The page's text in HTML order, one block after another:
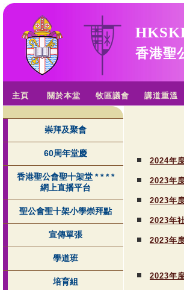
香港聖
主頁 關於本堂 牧區議會 講道重溫
崇拜及聚會
60周年堂慶
香港聖公會聖十架堂 * * * *
網上直播平台
聖公會聖十架小學崇拜點
宣傳單張
學道班
培育組
2024年
2023年
2023年
2023年
2023年
2023年